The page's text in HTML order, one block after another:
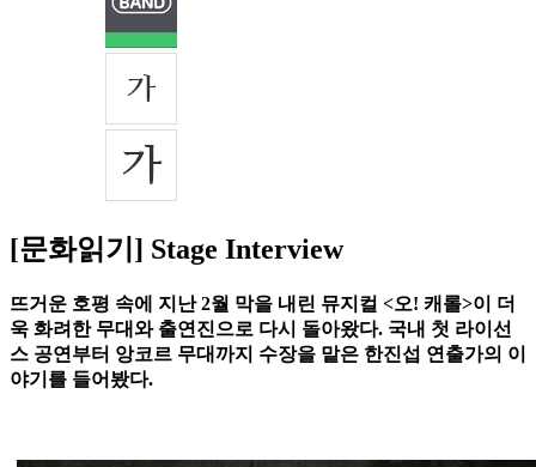
[문화읽기] Stage Interview
뜨거운 호평 속에 지난 2월 막을 내린 뮤지컬 <오! 캐롤>이 더
욱 화려한 무대와 출연진으로 다시 돌아왔다. 국내 첫 라이선
스 공연부터 앙코르 무대까지 수장을 맡은 한진섭 연출가의 이
야기를 들어봤다.